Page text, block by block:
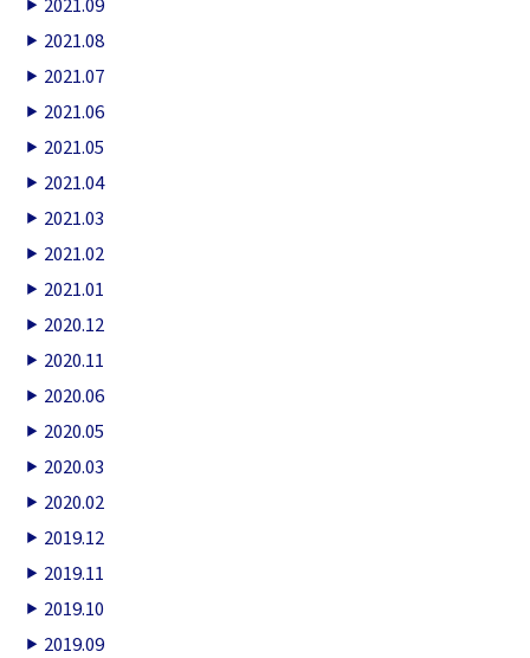
2021.08
2021.07
2021.06
2021.05
2021.04
2021.03
2021.02
2021.01
2020.12
2020.11
2020.06
2020.05
2020.03
2020.02
2019.12
2019.11
2019.10
2019.09